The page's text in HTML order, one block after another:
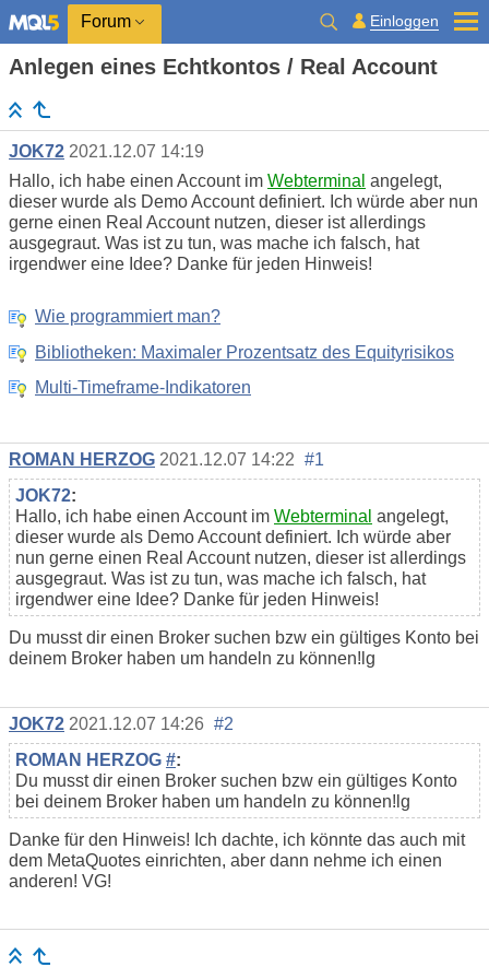
Forum Einloggen
Anlegen eines Echtkontos / Real Account
JOK72 2021.12.07 14:19
Hallo, ich habe einen Account im Webterminal angelegt,
dieser wurde als Demo Account definiert. Ich würde aber nun
gerne einen Real Account nutzen, dieser ist allerdings
ausgegraut. Was ist zu tun, was mache ich falsch, hat
irgendwer eine Idee? Danke für jeden Hinweis!
Wie programmiert man?
Bibliotheken: Maximaler Prozentsatz des Equityrisikos
Multi-Timeframe-Indikatoren
ROMAN HERZOG 2021.12.07 14:22 #1
JOK72:
Hallo, ich habe einen Account im Webterminal angelegt,
dieser wurde als Demo Account definiert. Ich würde aber
nun gerne einen Real Account nutzen, dieser ist allerdings
ausgegraut. Was ist zu tun, was mache ich falsch, hat
irgendwer eine Idee? Danke für jeden Hinweis!
Du musst dir einen Broker suchen bzw ein gültiges Konto bei
deinem Broker haben um handeln zu können!lg
JOK72 2021.12.07 14:26 #2
ROMAN HERZOG #:
Du musst dir einen Broker suchen bzw ein gültiges Konto
bei deinem Broker haben um handeln zu können!lg
Danke für den Hinweis! Ich dachte, ich könnte das auch mit
dem MetaQuotes einrichten, aber dann nehme ich einen
anderen! VG!